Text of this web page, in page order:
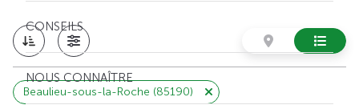
CONSEILS
NOUS CONNAÎTRE
Beaulieu-sous-la-Roche (85190)